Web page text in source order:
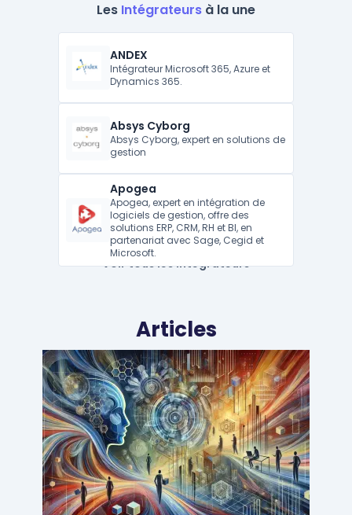
Les Intégrateurs à la une
ANDEX
Intégrateur Microsoft 365, Azure et
Dynamics 365.
Absys Cyborg
Absys Cyborg, expert en solutions de
gestion
Apogea
Apogea, expert en intégration de
logiciels de gestion, offre des
solutions ERP, CRM, RH et BI, en
partenariat avec Sage, Cegid et
Microsoft.
Voir tous les intégrateurs
Articles